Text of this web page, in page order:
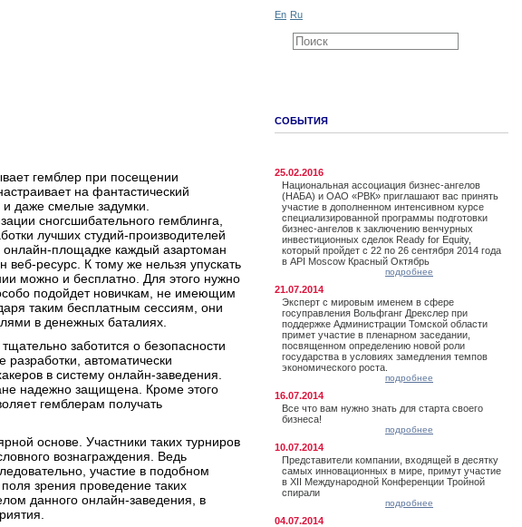
En Ru
гемблер при посещении
на фантастический
даже смелые задумки.
сногсшибательного гемблинга,
лучших студий-производителей
онлайн-площадке каждый азартоман
веб-ресурс. К тому же нельзя упускать
можно и бесплатно. Для этого нужно
подойдет новичкам, не имеющим
таким бесплатным сессиям, они
в денежных баталиях.
заботится о безопасности
автоматически
в систему онлайн-заведения.
надежно защищена. Кроме этого
гемблерам получать
основе. Участники таких турниров
вознаграждения. Ведь
участие в подобном
зрения проведение таких
данного онлайн-заведения, в
СОБЫТИЯ
25.02.2016
Национальная ассоциация бизнес-ангелов
(НАБА) и ОАО «РВК» приглашают вас принять
участие в дополненном интенсивном курсе
специализированной программы подготовки
бизнес-ангелов к заключению венчурных
инвестиционных сделок Ready for Equity,
который пройдет с 22 по 26 сентября 2014 года
в API Moscow Красный Октябрь
подробнее
21.07.2014
Эксперт с мировым именем в сфере
госуправления Вольфганг Дрекслер при
поддержке Администрации Томской области
примет участие в пленарном заседании,
посвященном определению новой роли
государства в условиях замедления темпов
экономического роста.
подробнее
16.07.2014
Все что вам нужно знать для старта своего
бизнеса!
подробнее
10.07.2014
Представители компании, входящей в десятку
самых инновационных в мире, примут участие
в XII Международной Конференции Тройной
спирали
подробнее
04.07.2014